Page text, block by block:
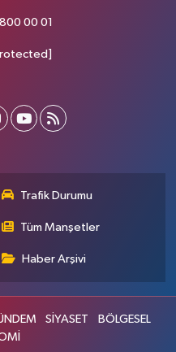
00 01
Trafik Durumu
Tüm Manşetler
Haber Arşivi
SİYASET
BÖLGESEL